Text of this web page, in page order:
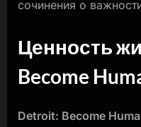
сочинения о
Ценность
Become
Detroit: Become